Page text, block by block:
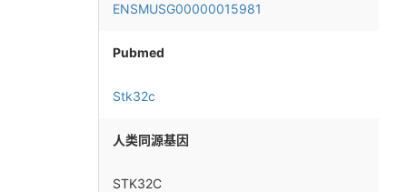
ENSMUSG00000015981
Pubmed
Stk32c
人类同源基因
STK32C